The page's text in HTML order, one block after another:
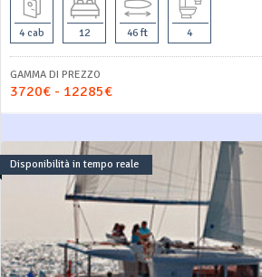
4 cab 12 46 ft 4
GAMMA DI PREZZO
3720€ - 12285€
Disponibilità in tempo reale